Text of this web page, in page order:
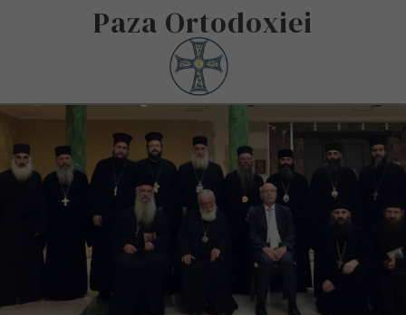
Paza Ortodoxiei